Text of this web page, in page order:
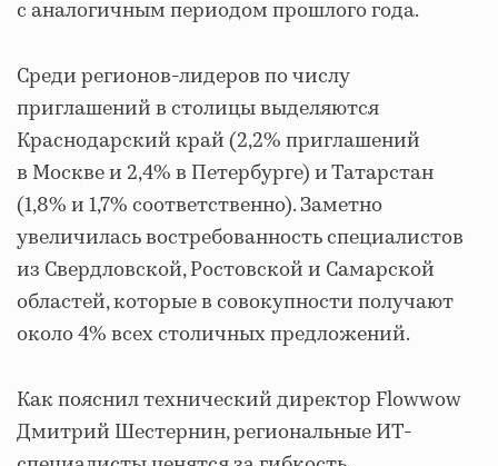
с аналогичным периодом прошлого года.
Среди регионов-лидеров по числу
приглашений в столицы выделяются
Краснодарский край (2,2% приглашений
в Москве и 2,4% в Петербурге) и Татарстан
(1,8% и 1,7% соответственно). Заметно
увеличилась востребованность специалистов
из Свердловской, Ростовской и Самарской
областей, которые в совокупности получают
около 4% всех столичных предложений.
Как пояснил технический директор Flowwow
Дмитрий Шестернин, региональные ИТ-